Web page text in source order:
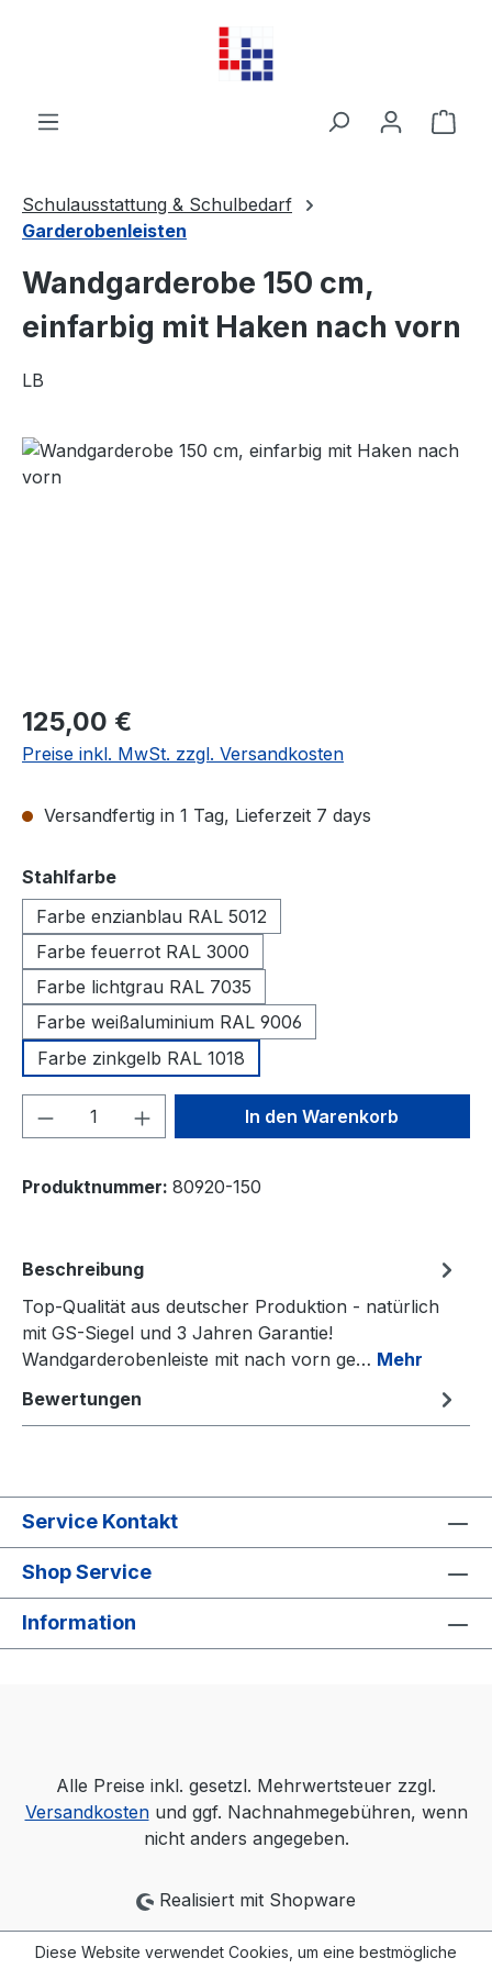
Zum Hauptinhalt springen
Schulausstattung & Schulbedarf
Garderobenleisten
Wandgarderobe 150 cm,
einfarbig mit Haken nach vorn
LB
Bildergalerie überspringen
125,00 €
Preise inkl. MwSt. zzgl. Versandkosten
Versandfertig in 1 Tag, Lieferzeit 7 days
Stahlfarbeauswählen
Farbe enzianblau RAL 5012
Farbe feuerrot RAL 3000
Farbe lichtgrau RAL 7035
Farbe weißaluminium RAL 9006
Farbe zinkgelb RAL 1018
Produkt Anzahl: Gib denIn den Warenkorb
Produktnummer: 80920-150
Beschreibung
Top-Qualität aus deutscher Produktion - natürlich
mit GS-Siegel und 3 Jahren Garantie!
Wandgarderobenleiste mit nach vorn ge… Mehr
Bewertungen
Service Kontakt
Shop Service
Information
Alle Preise inkl. gesetzl. Mehrwertsteuer zzgl.
Versandkostenund ggf. Nachnahmegebühren, wenn
nicht anders angegeben.
Realisiert mit Shopware
Diese Website verwendet Cookies, um eine bestmögliche